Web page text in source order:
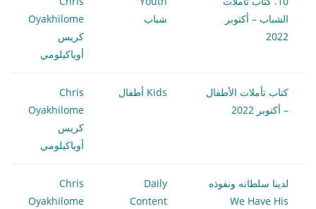
الشباب – أكتوبر
2022
شباب
Oyakhilome
كريس
أوياكيلومي
كتاب تأملات الأطفال
– أكتوبر 2022
Kids أطفال
Chris
Oyakhilome
كريس
أوياكيلومي
لدينا سلطانه ونفوذه
We Have His
Daily
Content
Chris
Oyakhilome